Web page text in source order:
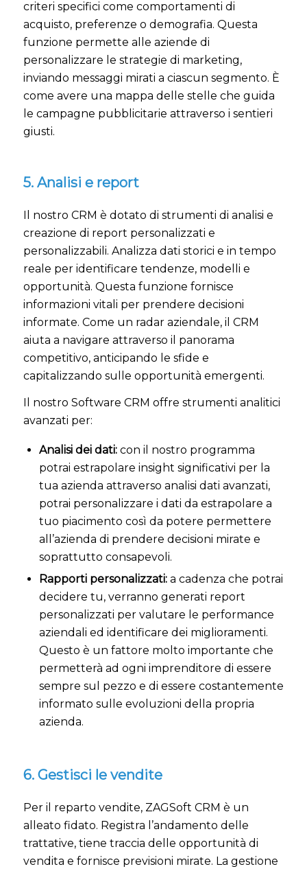
criteri specifici come comportamenti di
acquisto, preferenze o demografia. Questa
funzione permette alle aziende di
personalizzare le strategie di marketing,
inviando messaggi mirati a ciascun segmento. È
come avere una mappa delle stelle che guida
le campagne pubblicitarie attraverso i sentieri
giusti.
5. Analisi e report
Il nostro CRM è dotato di strumenti di analisi e
creazione di report personalizzati e
personalizzabili. Analizza dati storici e in tempo
reale per identificare tendenze, modelli e
opportunità. Questa funzione fornisce
informazioni vitali per prendere decisioni
informate. Come un radar aziendale, il CRM
aiuta a navigare attraverso il panorama
competitivo, anticipando le sfide e
capitalizzando sulle opportunità emergenti.
Il nostro Software CRM offre strumenti analitici
avanzati per:
Analisi dei dati:con il nostro programma
potrai estrapolare insight significativi per la
tua azienda attraverso analisi dati avanzati,
potrai personalizzare i dati da estrapolare a
tuo piacimento così da potere permettere
all’azienda di prendere decisioni mirate e
soprattutto consapevoli.
Rapporti personalizzati:a cadenza che potrai
decidere tu, verranno generati report
personalizzati per valutare le performance
aziendali ed identificare dei miglioramenti.
Questo è un fattore molto importante che
permetterà ad ogni imprenditore di essere
sempre sul pezzo e di essere costantemente
informato sulle evoluzioni della propria
azienda.
6. Gestisci le vendite
Per il reparto vendite, ZAGSoft CRM è un
alleato fidato. Registra l’andamento delle
trattative, tiene traccia delle opportunità di
vendita e fornisce previsioni mirate. La gestione